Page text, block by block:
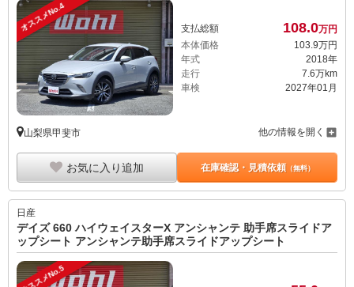
オススメNo.4 支払総額 108.0万円
本体価格
103. 9万円
年式
2018年
走行
7.6万km
車検
2027年01月
山梨県甲斐市 他の情報を開く
お気に入り追加 在庫確認・見積依頼（無料）
日産
デイズ 660 ハイウェイスターX アンシャンテ 助手席スライドア
ップシート アンシャンテ助手席スライドアップシート
オススメNo.5